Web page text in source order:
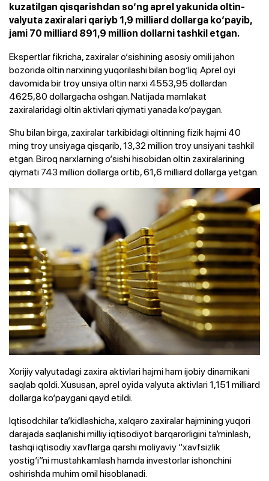
kuzatilgan qisqarishdan so‘ng aprel yakunida oltin-
valyuta zaxiralari qariyb 1,9 milliard dollarga ko‘payib,
jami 70 milliard 891,9 million dollarni tashkil etgan.
Ekspertlar fikricha, zaxiralar o‘sishining asosiy omili jahon
bozorida oltin narxining yuqorilashi bilan bog‘liq. Aprel oyi
davomida bir troy unsiya oltin narxi 4553,95 dollardan
4625,80 dollargacha oshgan. Natijada mamlakat
zaxiralaridagi oltin aktivlari qiymati yanada ko‘paygan.
Shu bilan birga, zaxiralar tarkibidagi oltinning fizik hajmi 40
ming troy unsiyaga qisqarib, 13,32 million troy unsiyani tashkil
etgan. Biroq narxlarning o‘sishi hisobidan oltin zaxiralarining
qiymati 743 million dollarga ortib, 61,6 milliard dollarga yetgan.
Xorijiy valyutadagi zaxira aktivlari hajmi ham ijobiy dinamikani
saqlab qoldi. Xususan, aprel oyida valyuta aktivlari 1,151 milliard
dollarga ko‘paygani qayd etildi.
Iqtisodchilar ta’kidlashicha, xalqaro zaxiralar hajmining yuqori
darajada saqlanishi milliy iqtisodiyot barqarorligini ta’minlash,
tashqi iqtisodiy xavflarga qarshi moliyaviy “xavfsizlik
yostig‘i”ni mustahkamlash hamda investorlar ishonchini
oshirishda muhim omil hisoblanadi.